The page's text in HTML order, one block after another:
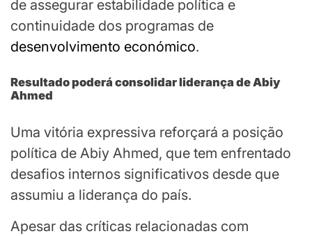
de assegurar estabilidade política e
continuidade dos programas de
desenvolvimento económico.
Resultado poderá consolidar liderança de Abiy
Ahmed
Uma vitória expressiva reforçará a posição
política de Abiy Ahmed, que tem enfrentado
desafios internos significativos desde que
assumiu a liderança do país.
Apesar das críticas relacionadas com